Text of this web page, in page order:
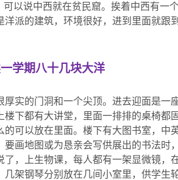
以说中西就在贫民窟。挨着中西有一
派的建筑，环境很好，进到里面就跟
学期八十几块大洋
实的门洞和一个尖顶。进去迎面是一
下都有大讲堂，里面一排排的桌椅都
可以放在里面。楼下有大图书室，中
画地图或为恳亲会写供展出的书法时
，上生物课，每人都有一架显微镜，
架钢琴分别放在几间小室里，供学生